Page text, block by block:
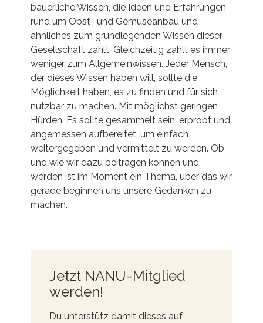
bäuerliche Wissen, die Ideen und Erfahrungen
rund um Obst- und Gemüseanbau und
ähnliches zum grundlegenden Wissen dieser
Gesellschaft zählt. Gleichzeitig zählt es immer
weniger zum Allgemeinwissen. Jeder Mensch,
der dieses Wissen haben will, sollte die
Möglichkeit haben, es zu finden und für sich
nutzbar zu machen. Mit möglichst geringen
Hürden. Es sollte gesammelt sein, erprobt und
angemessen aufbereitet, um einfach
weitergegeben und vermittelt zu werden. Ob
und wie wir dazu beitragen können und
werden ist im Moment ein Thema, über das wir
gerade beginnen uns unsere Gedanken zu
machen.
Jetzt NANU-Mitglied
werden!
Du unterstütz damit dieses auf